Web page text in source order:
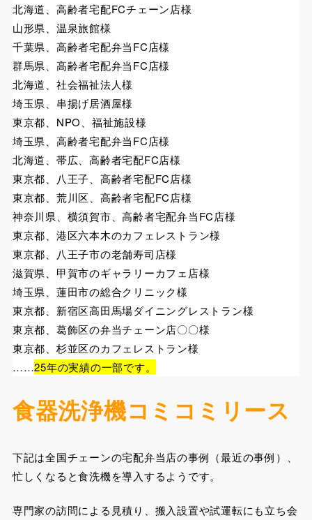
北海道、高齢者宅配FCチェーン店様
山形県、温泉旅館様
千葉県、高齢者宅配弁当FC店様
群馬県、高齢者宅配弁当FC店様
北海道、社会福祉法人様
埼玉県、串揚げ居酒屋様
東京都、NPO、福祉施設様
埼玉県、高齢者宅配弁当FC店様
北海道、帯広、高齢者宅配FC店様
東京都、八王子、高齢者宅配FC店様
東京都、荒川区、高齢者宅配FC店様
神奈川県、横須賀市、高齢者宅配弁当FC店様
東京都、港区六本木のカフェレストラン様
東京都、八王子市の老舗寿司店様
滋賀県、甲賀市のギャラリーカフェ店様
埼玉県、蓮田市の総合クリニック様
東京都、新宿区高田馬場ダイニングレストラン様
東京都、葛飾区の弁当チェーン店〇〇様
東京都、杉並区のカフェレストラン様
……25年の実績の一部です。
食器洗浄機コミコミリース
下記は全国チェーンの宅配弁当店の事例（最近の事例）、
忙しくなると食洗機を導入するようです。
専門家の訪問による見積り、搬入設置や試運転にも立ち会